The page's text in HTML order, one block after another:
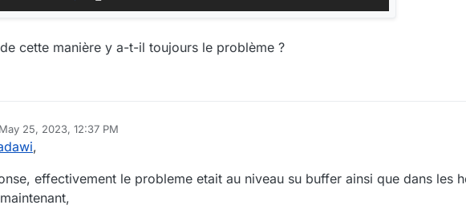
cette manière y a-t-il toujours le problème ?
May 25, 2023, 12:37 PM
by
,
effectivement le probleme etait au niveau su buffer ainsi que dans les